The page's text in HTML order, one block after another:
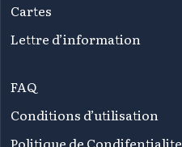
Cartes
Lettre d’information
FAQ
Conditions d’utilisation